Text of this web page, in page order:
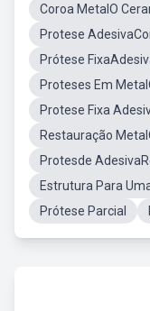
Coroa MetalO
Protese
Prótese
Proteses Em
Protese Fixa
Restauração
Protesde
Estrutura Para
Prótese Parcial